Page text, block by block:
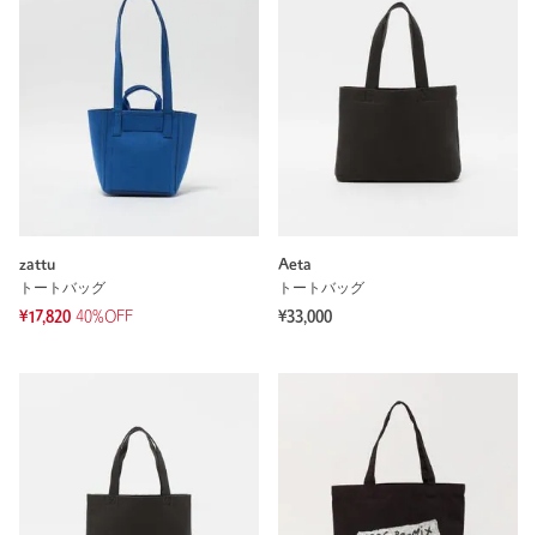
zattu
トートバッグ
¥17,820 40%OFF
Aeta
トートバッグ
¥33,000